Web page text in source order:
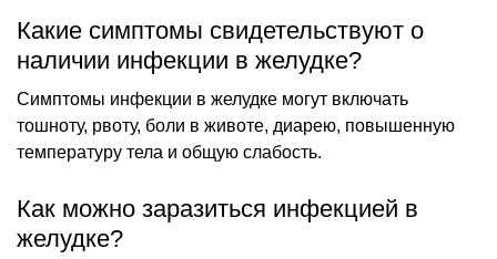
Какие симптомы свидетельствуют о
наличии инфекции в желудке?
Симптомы инфекции в желудке могут включать
тошноту, рвоту, боли в животе, диарею, повышенную
температуру тела и общую слабость.
Как можно заразиться инфекцией в
желудке?